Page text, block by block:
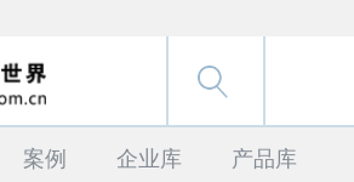
案例 企业库 产品库